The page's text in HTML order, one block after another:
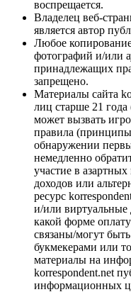
воспрещается.
Владелец веб-
является автор
Любое
фотографий и/или
принадлежащих
запрещено.
Материалы сайта
лиц старше 21
может вызвать
правила
обнаружении
немедленно
участие в
доходов или
ресурс
и/или виртуальные
какой форме
связаны/могут
букмекерами или
материалы на
korrespondent.net
информационных